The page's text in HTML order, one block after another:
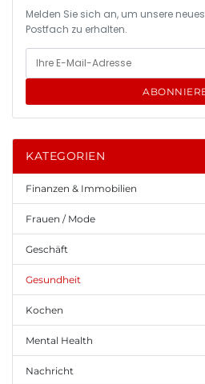
Melden Sie sich an, um unsere
Postfach zu erhalten.
KATEGORIEN
Finanzen & Immobilien
Frauen / Mode
Geschäft
Gesundheit
Kochen
Mental Health
Nachricht